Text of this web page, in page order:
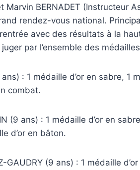
Marvin BERNADET (Instructeur
rendez-vous national.
avec des résultats à la
par l’ensemble des
ans) : 1 médaille d’or en sabre, 1
combat.
(9 ans) : 1 médaille d’or en
d’or en bâton.
GAUDRY (9 ans) : 1 médaille